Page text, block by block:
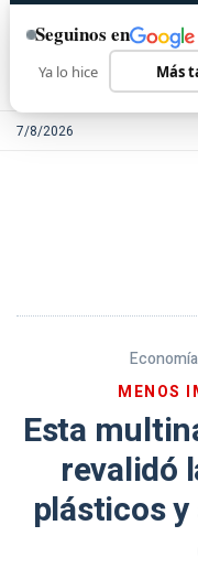
7/8/2026
MENOS
Esta
revalidó
plásticos
Seguinos en
Ya lo hice Más